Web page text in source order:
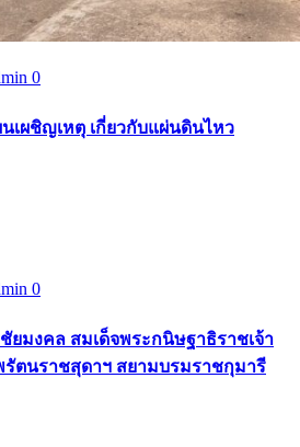
0
เผชิญเหตุ เกี่ยวกับแผ่นดินไหว
0
ยมงคล สมเด็จพระกนิษฐาธิราชเจ้า
รัตนราชสุดาฯ สยามบรมราชกุมารี